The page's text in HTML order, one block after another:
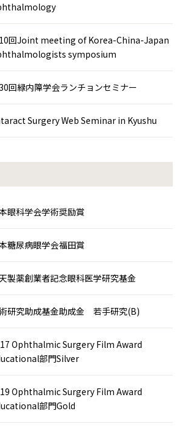
回Joint meeting of Korea-China-Japan
symposium
回緑内障学会ランチョンセミナー
Surgery Web Seminar in Kyushu
眼科学会学術奨励賞
糖尿病眼学会福田賞
製薬創業者記念眼科医学研究基金
研究助成基金助成金 若手研究(B)
Ophthalmic Surgery Film Award
部門Silver
Ophthalmic Surgery Film Award
部門Gold